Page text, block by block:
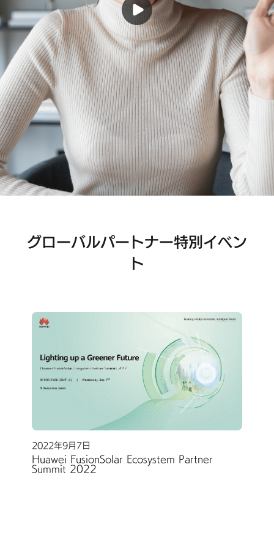
グローバルパートナー特別イベン
ト
2022年9月7日
Huawei FusionSolar Ecosystem Partner
Summit 2022